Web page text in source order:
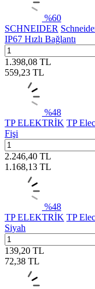
%60
SCHNEIDER
IP67 Hızlı Bağlantı
1.398,08 TL
559,23 TL
%48
TP ELEKTRİK TP
Fişi
2.246,40 TL
1.168,13 TL
%48
TP ELEKTRİK TP
Siyah
139,20 TL
72,38 TL